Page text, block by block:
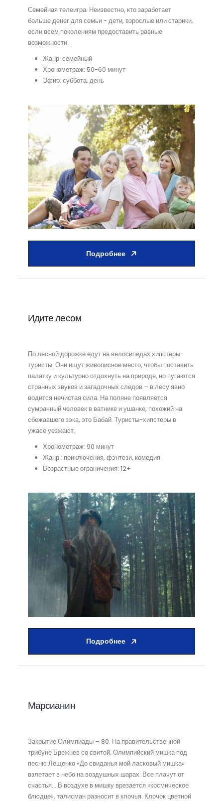
Подробнее
Семейная телеигра. Неизвестно, кто заработает
больше денег для семьи - дети, взрослые или старики,
если всем поколениям предоставить равные
возможности.
Жанр: семейный
Хронометраж: 50-60 минут
Эфир: суббота, день
Подробнее
Идите лесом
По лесной дорожке едут на велосипедах хипстеры-
туристы. Они ищут живописное место, чтобы поставить
палатку и культурно отдохнуть на природе, но пугаются
странных звуков и загадочных следов – в лесу явно
водится нечистая сила. На поляне появляется
сумрачный человек в ватнике и ушанке, похожий на
сбежавшего зэка, это Бабай. Туристы-хипстеры в
ужасе уезжают.
Хронометраж: 90 минут
Жанр : приключения, фэнтези, комедия
Возрастные ограничения: 12+
Марсианин
Закрытие Олимпиады – 80. На правительственной
трибуне Брежнев со свитой. Олимпийский мишка под
песню Лещенко «До свиданья мой ласковый мишка»
взлетает в небо на воздушных шарах. Все плачут от
счастья… В воздухе в мишку врезается «космическое
блюдце», талисман разносит в клочья. Клочок цветной